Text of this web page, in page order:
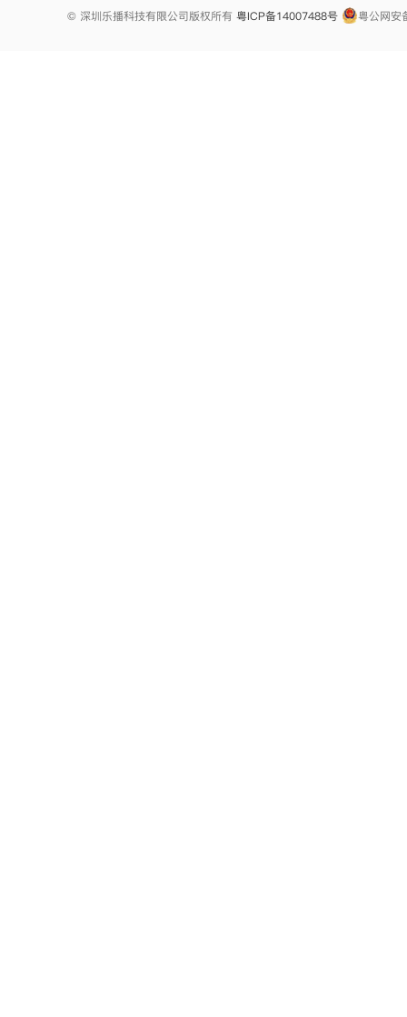
© 深圳乐播科技有限公司版权所有 粤ICP备14007488号 粤公网安